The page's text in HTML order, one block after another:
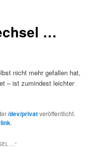
…
nicht mehr gefallen hat,
– ist zumindest leichter
/dev/privatveröffentlicht.
.
…“